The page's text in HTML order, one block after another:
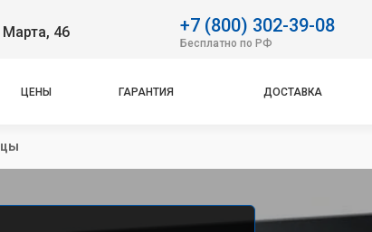
Марта, 46 +7 (800) 302-39-08
Бесплатно по РФ
ЦЕНЫ ГАРАНТИЯ ДОСТАВКА